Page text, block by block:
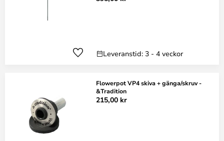
Leveranstid: 3 - 4 veckor
Flowerpot VP4 skiva + gänga/skruv -
&Tradition
215,00 kr